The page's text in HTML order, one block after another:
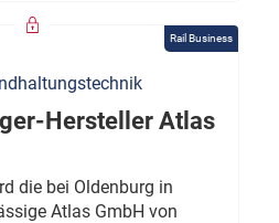
Rail Business
Hersteller Atlas
die bei Oldenburg in
Atlas GmbH von